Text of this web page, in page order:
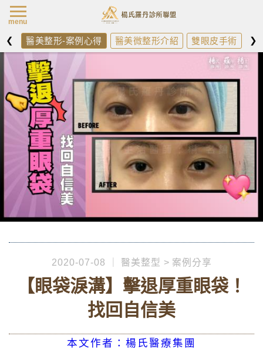
❮ 醫美整形-案例心得 醫美微整形介紹 雙眼皮手術 開
❯
2020-07-08 醫美整型 案例分享
【眼袋淚溝】擊退厚重眼袋！
找回自信美
本文作者：楊氏醫療集團
menu